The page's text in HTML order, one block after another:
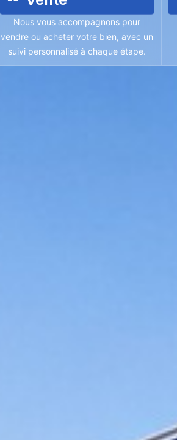
Nous vous accompagnons pour
vendre ou acheter votre bien, avec un
suivi personnalisé à chaque étape.